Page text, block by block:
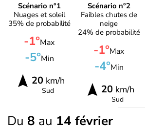
Scénario n°1
Nuages et soleil
35% de probabilité
-1°Max
-5°Min
20km/h
Sud
Scénario n°2
Faibles chutes de
neige
24% de probabilité
-1°Max
-4°Min
20km/h
Sud
Du 8 au 14 février